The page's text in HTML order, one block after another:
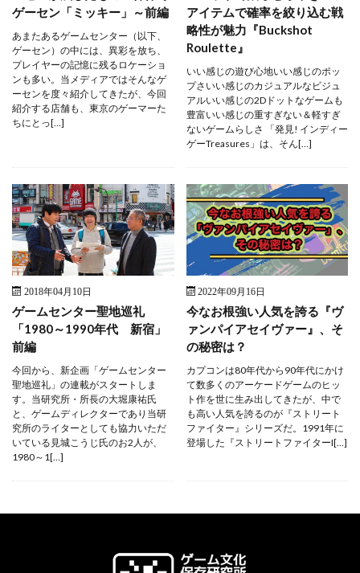
ゲーセン「ミッキー」～前編
あまたあるゲームセンター（以下、
ゲーセン）の中には、異彩を放ち、
プレイヤーの記憶に残るロケーショ
ンも多い。当メディアではそんなゲ
ーセンを度々紹介してきたが、今回
紹介する店舗も、東京のゲーマーた
ちにとっ[…]
アイテムで確率を絞り込む戦
略性が魅力『Buckshot
Roulette』
いい感じの遊び心地いい感じのポッ
プさいい感じのカジュアルなビジュ
アルいい感じの2Dドットなゲームも
豊富いい感じの重すぎない＆軽すぎ
ないゲームらしさ 「発見! インディー
ゲーTreasures」は、そん[…]
2018年04月10日
ゲームセンター聖地巡礼
「1980～1990年代 新宿」
前編
今回から、新企画「ゲームセンター
聖地巡礼」の連載がスタートしま
す。当研究所・所長の大堀康祐氏
と、ゲームディレクターであり当研
究所のライターとしても協力いただ
いている見城こうじ氏のお2人が、
1980～1[…]
2022年09月16日
今なお根強い人気を誇る『ヴ
ァンパイアセイヴァー』、そ
の秘密は？
カプコンは80年代から90年代にかけ
て数多くのアーケードゲームのヒッ
ト作を世に生み出してきたが、中で
も高い人気を誇るのが『ストリート
ファイター』シリーズだ。1991年に
登場した『ストリートファイターI[…]